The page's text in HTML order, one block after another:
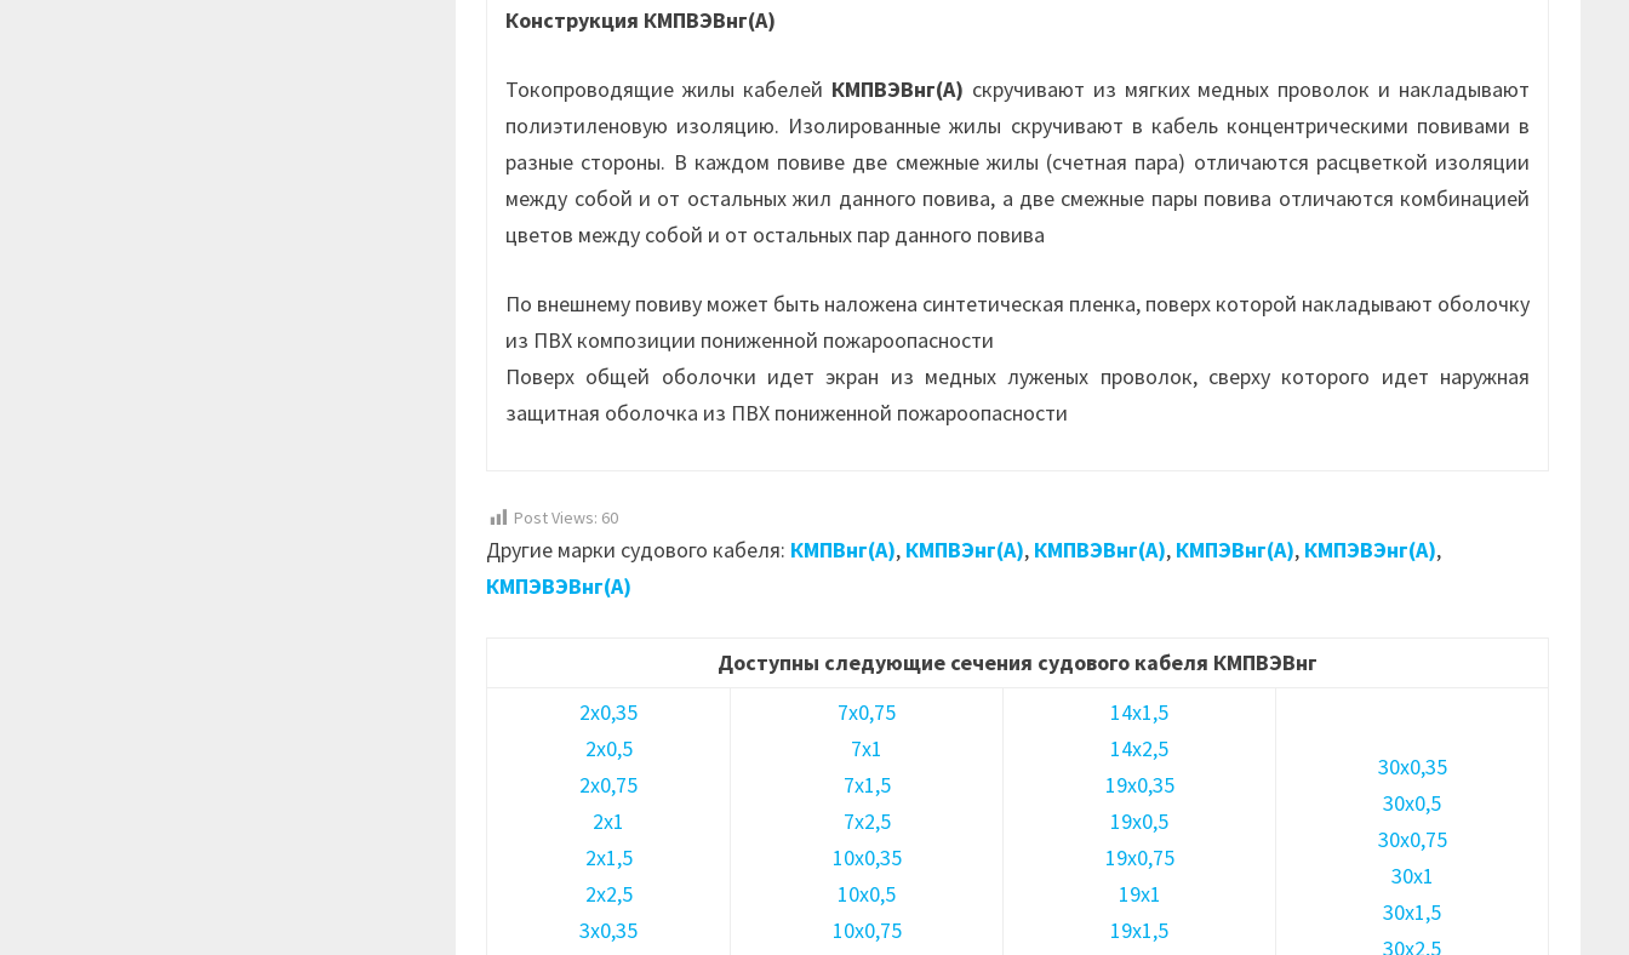
Конструкция КМПВЭВнг(А)
Токопроводящие жилы кабелей КМПВЭВнг(А) скручивают из мягких медных проволок и накладывают
полиэтиленовую изоляцию. Изолированные жилы скручивают в кабель концентрическими повивами в
разные стороны. В каждом повиве две смежные жилы (счетная пара) отличаются расцветкой изоляции
между собой и от остальных жил данного повива, а две смежные пары повива отличаются комбинацией
цветов между собой и от остальных пар данного повива
По внешнему повиву может быть наложена синтетическая пленка, поверх которой накладывают оболочку
из ПВХ композиции пониженной пожароопасности
Поверх общей оболочки идет экран из медных луженых проволок, сверху которого идет наружная
защитная оболочка из ПВХ пониженной пожароопасности
Post Views: 60
Другие марки судового кабеля: КМПВнг(А), КМПВЭнг(А), КМПВЭВнг(А), КМПЭВнг(А), КМПЭВЭнг(А),
КМПЭВЭВнг(А)
Доступны следующие сечения судового кабеля КМПВЭВнг
2х0,35
2х0,5
2х0,75
2х1
2х1,5
2х2,5
3х0,35
7х0,75
7х1
7х1,5
7х2,5
10х0,35
10х0,5
10х0,75
14х1,5
14х2,5
19х0,35
19х0,5
19х0,75
19х1
19х1,5
30х0,35
30х0,5
30х0,75
30х1
30х1,5
30х2,5